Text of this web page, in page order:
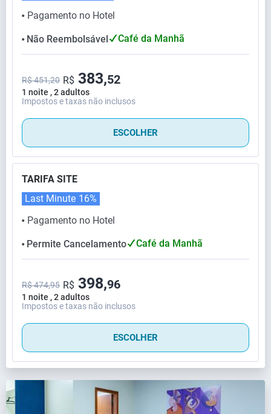
⬤ Pagamento no Hotel
⬤ Não Reembolsável Café da Manhã
1 noite , 2 adultos
R$ 451,20 R$ 383,52
Impostos e taxas não inclusos
ESCOLHER
TARIFA SITE
⬤ Pagamento no Hotel
Last Minute 16%
⬤ Permite Cancelamento Café da Manhã
1 noite , 2 adultos
R$ 474,95 R$ 398,96
Impostos e taxas não inclusos
ESCOLHER